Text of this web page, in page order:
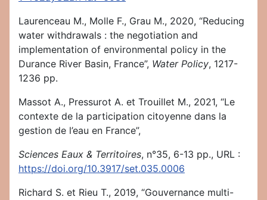
Laurenceau M., Molle F., Grau M., 2020, “Reducing
water withdrawals : the negotiation and
implementation of environmental policy in the
Durance River Basin, France”, Water Policy, 1217-
1236 pp.
Massot A., Pressurot A. et Trouillet M., 2021, “Le
contexte de la participation citoyenne dans la
gestion de l’eau en France”,
Sciences Eaux & Territoires, n°35, 6-13 pp., URL :
https://doi.org/10.3917/set.035.0006
Richard S. et Rieu T., 2019, “Gouvernance multi-